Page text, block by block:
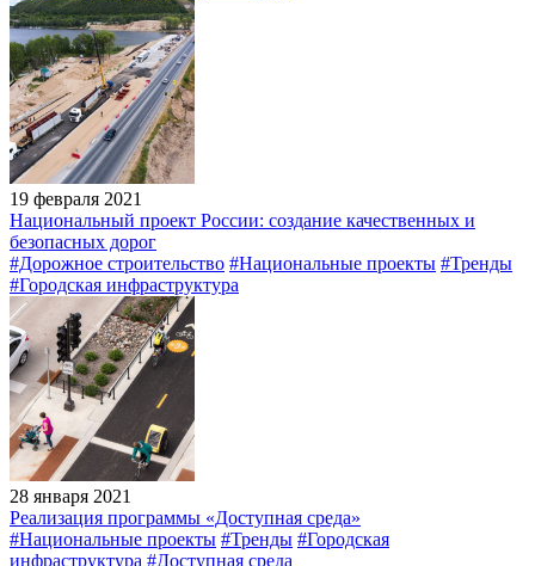
19 февраля 2021
Национальный проект России: создание качественных и
безопасных дорог
#Дорожное строительство #Национальные проекты #Тренды
#Городская инфраструктура
28 января 2021
Реализация программы «Доступная среда»
#Национальные проекты #Тренды #Городская
инфраструктура #Доступная среда